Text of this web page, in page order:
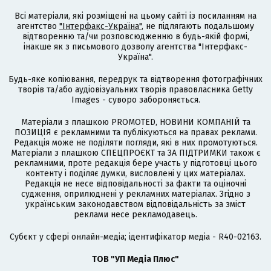
Всі матеріали, які розміщені на цьому сайті із посиланням на
агентство "Інтерфакс-Україна", не підлягають подальшому
відтворенню та/чи розповсюдженню в будь-якій формі,
інакше як з письмового дозволу агентства "Інтерфакс-
Україна".
Будь-яке копіювання, передрук та відтворення фотографічних
творів та/або аудіовізуальних творів правовласника Getty
Images - суворо забороняється.
Матеріали з плашкою PROMOTED, НОВИНИ КОМПАНІЙ та
ПОЗИЦІЯ є рекламними та публікуються на правах реклами.
Редакція може не поділяти погляди, які в них промотуються.
Матеріали з плашкою СПЕЦПРОЄКТ та ЗА ПІДТРИМКИ також є
рекламними, проте редакція бере участь у підготовці цього
контенту і поділяє думки, висловлені у цих матеріалах.
Редакція не несе відповідальності за факти та оціночні
судження, оприлюднені у рекламних матеріалах. Згідно з
українським законодавством відповідальність за зміст
реклами несе рекламодавець.
Cубєкт у сфері онлайн-медіа; ідентифікатор медіа - R40-02163.
ТОВ "УП Медіа Плюс"